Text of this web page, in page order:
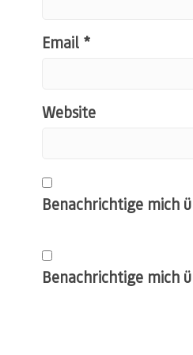
Email *
Website
Benachrichtige mich
Benachrichtige mich